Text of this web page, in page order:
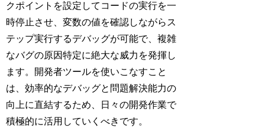
クポイントを設定してコードの実行を一
時停止させ、変数の値を確認しながらス
テップ実行するデバッグが可能で、複雑
なバグの原因特定に絶大な威力を発揮し
ます。開発者ツールを使いこなすこと
は、効率的なデバッグと問題解決能力の
向上に直結するため、日々の開発作業で
積極的に活用していくべきです。